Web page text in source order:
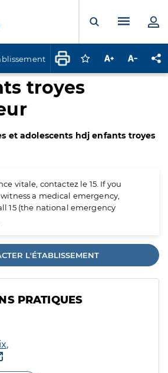
Ouvrir laMenu
Connectez-vous
Augmenter la
troyes
et adolescents hdj enfants troyes
vitale, contactez le 15. If you
a medical emergency,
15 (the national emergency
L'ÉTABLISSEMENT
PRATIQUES